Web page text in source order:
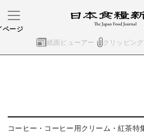
紙面ビューアー クリッピング
ページ
コーヒー・コーヒー用クリーム・紅茶特